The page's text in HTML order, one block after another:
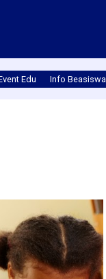
Edu Info Beasiswa